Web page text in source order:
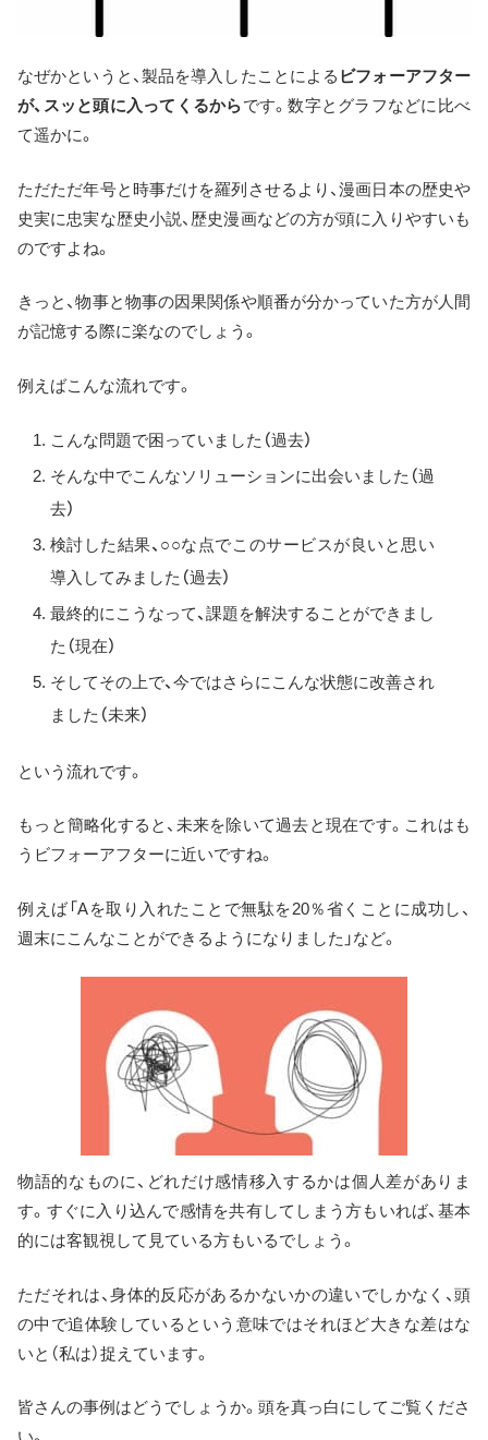
なぜかというと、製品を導入したことによる ビフォーアフター
が、スッと頭に入ってくるからです。数字とグラフなどに比べ
て遥かに。
ただただ年号と時事だけを羅列させるより、漫画日本の歴史や
史実に忠実な歴史小説、歴史漫画などの方が頭に入りやすいも
のですよね。
きっと、物事と物事の因果関係や順番が分かっていた方が人間
が記憶する際に楽なのでしょう。
例えばこんな流れです。
こんな問題で困っていました（過去）
そんな中でこんなソリューションに出会いました（過
去）
検討した結果、○○な点でこのサービスが良いと思い
導入してみました（過去）
最終的にこうなって、課題を解決することができまし
た（現在）
そしてその上で、今ではさらにこんな状態に改善され
ました（未来）
という流れです。
もっと簡略化すると、未来を除いて過去と現在です。これはも
うビフォーアフターに近いですね。
例えば「Aを取り入れたことで無駄を20％省くことに成功し、
週末にこんなことができるようになりました」など。
物語的なものに、どれだけ感情移入するかは個人差がありま
す。すぐに入り込んで感情を共有してしまう方もいれば、基本
的には客観視して見ている方もいるでしょう。
ただそれは、身体的反応があるかないかの違いでしかなく、頭
の中で追体験しているという意味ではそれほど大きな差はな
いと（私は）捉えています。
皆さんの事例はどうでしょうか。頭を真っ白にしてご覧くださ